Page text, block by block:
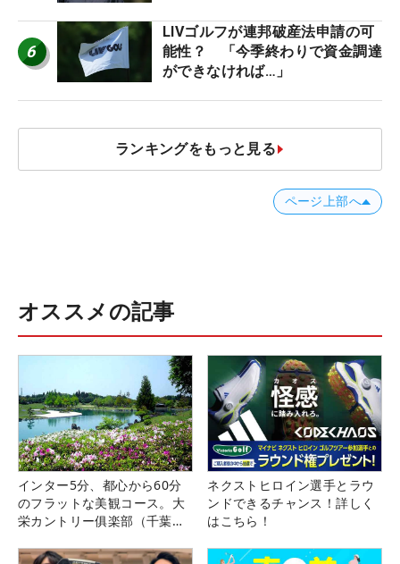
6
LIVゴルフが連邦破産法申請の可
能性？ 「今季終わりで資金調達
ができなければ…」
ランキングをもっと見る
ページ上部へ
オススメの記事
インター5分、都心から60分
のフラットな美観コース。大
栄カントリー俱楽部（千葉
ネクストヒロイン選手とラウ
ンドできるチャンス！詳しく
はこちら！